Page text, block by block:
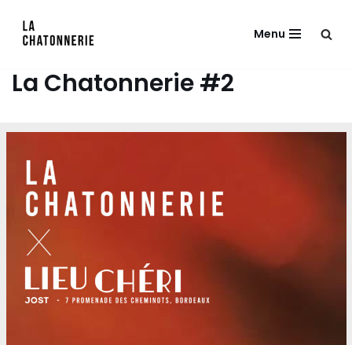
Aller
contenu
Menu
La Chatonnerie #2